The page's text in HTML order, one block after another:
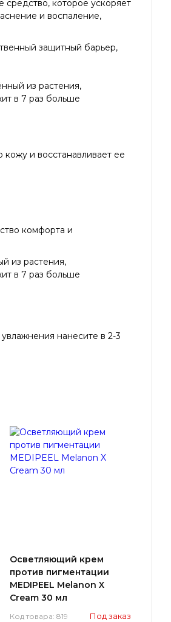
которое ускоряет
и воспаление,
защитный барьер,
из растения,
в 7 раз больше
и восстанавливает ее
комфорта и
из растения,
в 7 раз больше
нанесите в 2-3
Осветляющий крем
против пигментации
MEDIPEEL Melanon X
Cream 30 мл
Код товара: 819 Под заказ